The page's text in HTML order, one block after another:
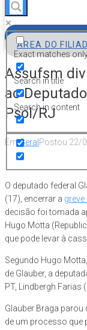
Exact matches
Search in title
Search in content
ÁREA DO
Assufsm
ao
Psol/RJ
EmGeral Postou 22/
O deputado federal
(17), encerrar a
decisão foi tomada
Hugo Motta
que pode levar à
Segundo Hugo
de Glauber, a
PT, Lindbergh Farias
Glauber Braga
de um processo que